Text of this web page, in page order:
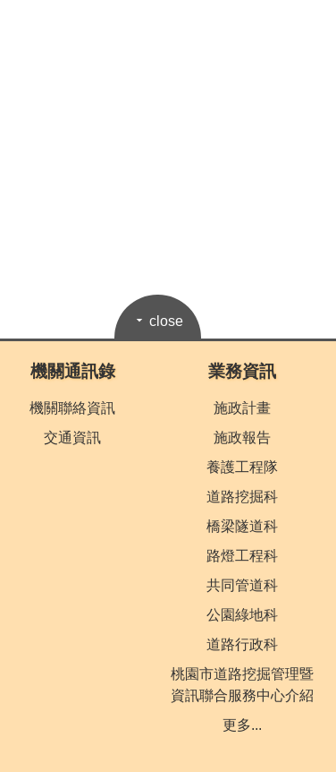
close
機關通訊錄
機關聯絡資訊
交通資訊
業務資訊
施政計畫
施政報告
養護工程隊
道路挖掘科
橋梁隧道科
路燈工程科
共同管道科
公園綠地科
道路行政科
桃園市道路挖掘管理暨
資訊聯合服務中心介紹
更多...